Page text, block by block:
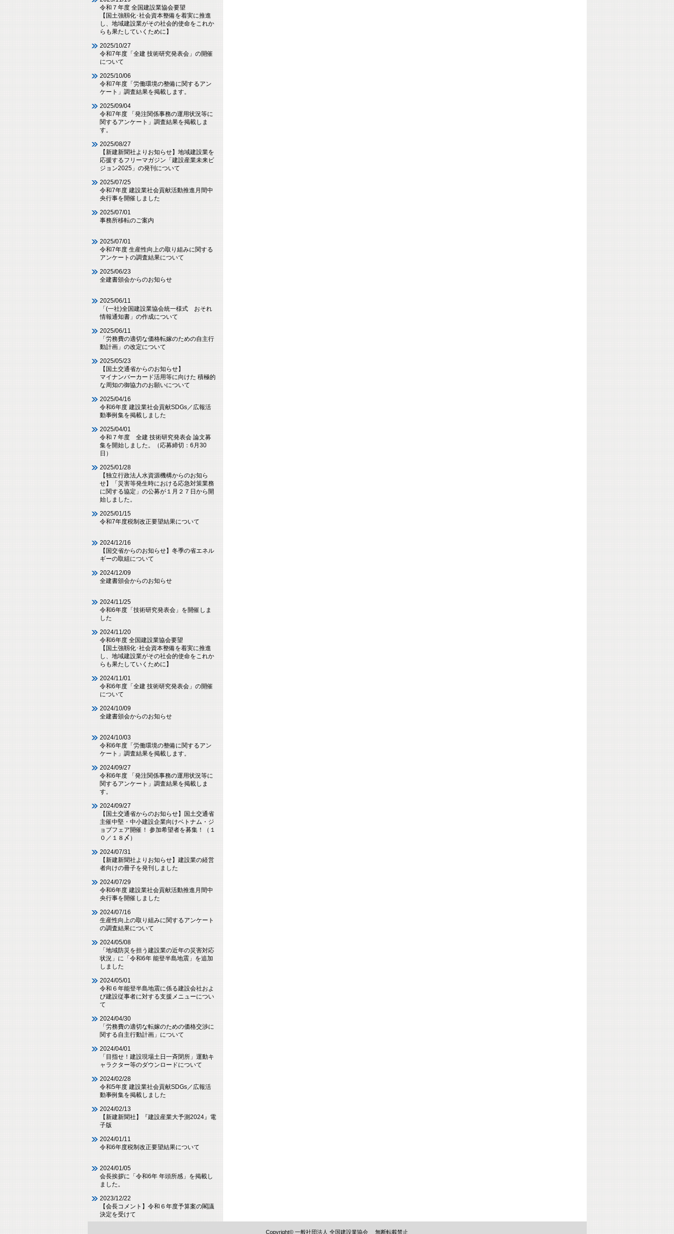
令和７年度 全国建設業協会要望
【国土強靱化･社会資本整備を着実に推進
し、地域建設業がその社会的使命をこれか
らも果たしていくために】
2025/10/27
令和7年度「全建 技術研究発表会」の開催
について
2025/10/06
令和7年度「労働環境の整備に関するアン
ケート」調査結果を掲載します。
2025/09/04
令和7年度 「発注関係事務の運用状況等に
関するアンケート」調査結果を掲載しま
す。
2025/08/27
【新建新聞社よりお知らせ】地域建設業を
応援するフリーマガジン「建設産業未来ビ
ジョン2025」の発刊について
2025/07/25
令和7年度 建設業社会貢献活動推進月間中
央行事を開催しました
2025/07/01
事務所移転のご案内
2025/07/01
令和7年度 生産性向上の取り組みに関する
アンケートの調査結果について
2025/06/23
全建書頒会からのお知らせ
2025/06/11
「(一社)全国建設業協会統一様式 おそれ
情報通知書」の作成について
2025/06/11
「労務費の適切な価格転嫁のための自主行
動計画」の改定について
2025/05/23
【国土交通省からのお知らせ】
マイナンバーカード活用等に向けた 積極的
な周知の御協力のお願いについて
2025/04/16
令和6年度 建設業社会貢献SDGs／広報活
動事例集を掲載しました
2025/04/01
令和７年度 全建 技術研究発表会 論文募
集を開始しました。（応募締切：6月30
日）
2025/01/28
【独立行政法人水資源機構からのお知ら
せ】「災害等発生時における応急対策業務
に関する協定」の公募が１月２７日から開
始しました。
2025/01/15
令和7年度税制改正要望結果について
2024/12/16
【国交省からのお知らせ】冬季の省エネル
ギーの取組について
2024/12/09
全建書頒会からのお知らせ
2024/11/25
令和6年度「技術研究発表会」を開催しま
した
2024/11/20
令和6年度 全国建設業協会要望
【国土強靱化･社会資本整備を着実に推進
し、地域建設業がその社会的使命をこれか
らも果たしていくために】
2024/11/01
令和6年度「全建 技術研究発表会」の開催
について
2024/10/09
全建書頒会からのお知らせ
2024/10/03
令和6年度「労働環境の整備に関するアン
ケート」調査結果を掲載します。
2024/09/27
令和6年度 「発注関係事務の運用状況等に
関するアンケート」調査結果を掲載しま
す。
2024/09/27
【国土交通省からのお知らせ】国土交通省
主催中堅・中小建設企業向けベトナム・ジ
ョブフェア開催！ 参加希望者を募集！（１
０／１８〆）
2024/07/31
【新建新聞社よりお知らせ】建設業の経営
者向けの冊子を発刊しました
2024/07/29
令和6年度 建設業社会貢献活動推進月間中
央行事を開催しました
2024/07/16
生産性向上の取り組みに関するアンケート
の調査結果について
2024/05/08
「地域防災を担う建設業の近年の災害対応
状況」に「令和6年 能登半島地震」を追加
しました
2024/05/01
令和６年能登半島地震に係る建設会社およ
び建設従事者に対する支援メニューについ
て
2024/04/30
「労務費の適切な転嫁のための価格交渉に
関する自主行動計画」について
2024/04/01
「目指せ！建設現場土日一斉閉所」運動キ
ャラクター等のダウンロードについて
2024/02/28
令和5年度 建設業社会貢献SDGs／広報活
動事例集を掲載しました
2024/02/13
【新建新聞社】『建設産業大予測2024』電
子版
2024/01/11
令和6年度税制改正要望結果について
2024/01/05
会長挨拶に「令和6年 年頭所感」を掲載し
ました。
2023/12/22
【会長コメント】令和６年度予算案の閣議
決定を受けて
Copyright© 一般社団法人 全国建設業協会 無断転載禁止